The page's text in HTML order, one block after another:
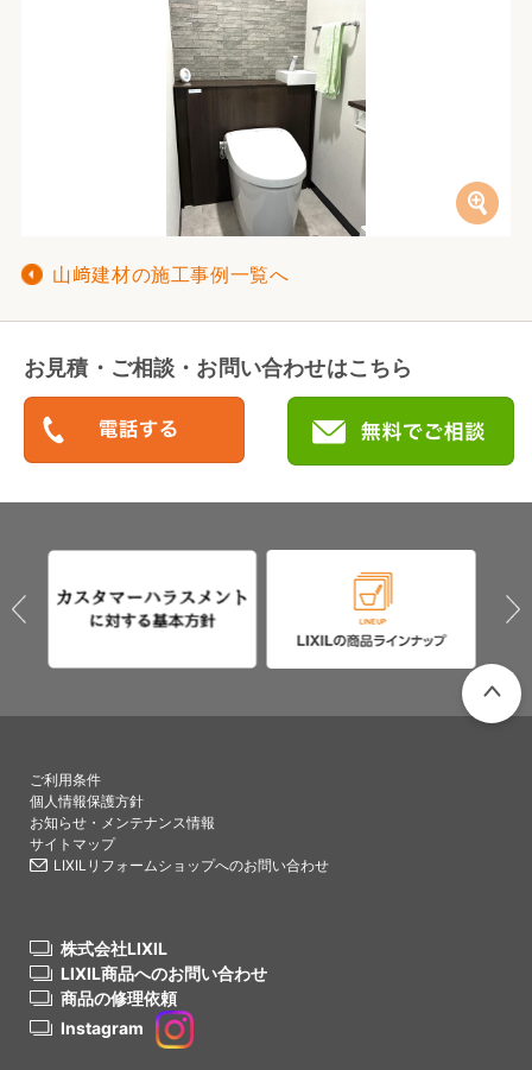
山﨑建材の施工事例一覧へ
お見積・ご相談・お問い合わせはこちら
ご利用条件
個人情報保護方針
お知らせ・メンテナンス情報
サイトマップ
LIXILリフォームショップへのお問い合わせ
株式会社LIXIL
LIXIL商品へのお問い合わせ
商品の修理依頼
Instagram